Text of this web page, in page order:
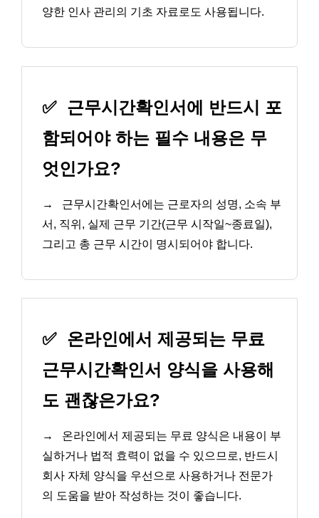
양한 인사 관리의 기초 자료로도 사용됩니다.
✅ 근무시간확인서에 반드시 포
함되어야 하는 필수 내용은 무
엇인가요?
→
근무시간확인서에는 근로자의 성명, 소속 부
서, 직위, 실제 근무 기간(근무 시작일~종료일),
그리고 총 근무 시간이 명시되어야 합니다.
✅ 온라인에서 제공되는 무료
근무시간확인서 양식을 사용해
도 괜찮은가요?
→
온라인에서 제공되는 무료 양식은 내용이 부
실하거나 법적 효력이 없을 수 있으므로, 반드시
회사 자체 양식을 우선으로 사용하거나 전문가
의 도움을 받아 작성하는 것이 좋습니다.